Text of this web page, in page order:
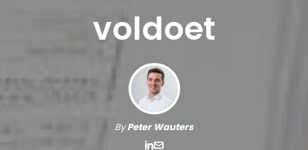
voldoet
ByPeter Wauters